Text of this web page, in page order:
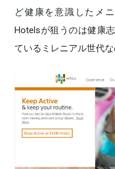
ど健康を意識したメ
Hotelsが狙うのは健康
ているミレニアル世代な